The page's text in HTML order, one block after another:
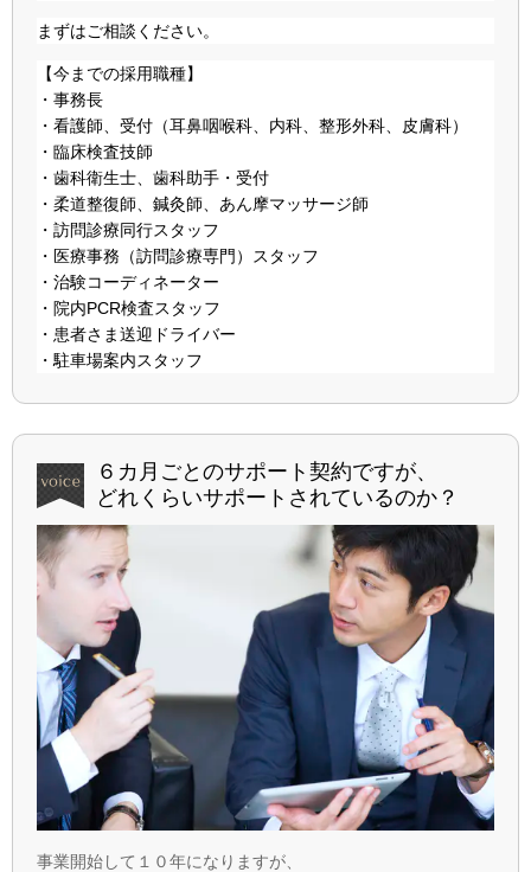
まずはご相談ください。
【今までの採用職種】
・事務長
・看護師、受付（耳鼻咽喉科、内科、整形外科、皮膚科）
・臨床検査技師
・歯科衛生士、歯科助手・受付
・柔道整復師、鍼灸師、あん摩マッサージ師
・訪問診療同行スタッフ
・医療事務（訪問診療専門）スタッフ
・治験コーディネーター
・院内PCR検査スタッフ
・患者さま送迎ドライバー
・駐車場案内スタッフ
６カ月ごとのサポート契約ですが、
どれくらいサポートされているのか？
事業開始して１０年になりますが、